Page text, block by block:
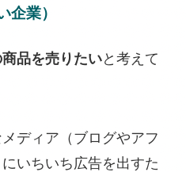
企業）
商品を売りたいと考えて
ディア（ブログやアフ
いちいち広告を出すた